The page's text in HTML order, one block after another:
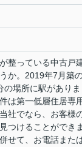
整っている中古戸
か。2019年7月築
の場所に駅がありま
は第一低層住居専
社でなら、お客様
つけることができま
せて、お電話また